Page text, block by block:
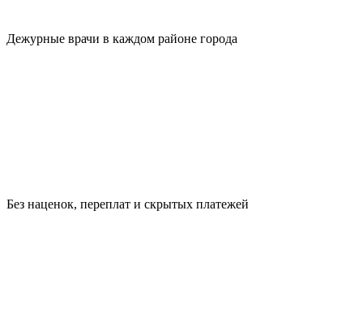
Дежурные врачи в каждом районе города
Без наценок, переплат и скрытых платежей